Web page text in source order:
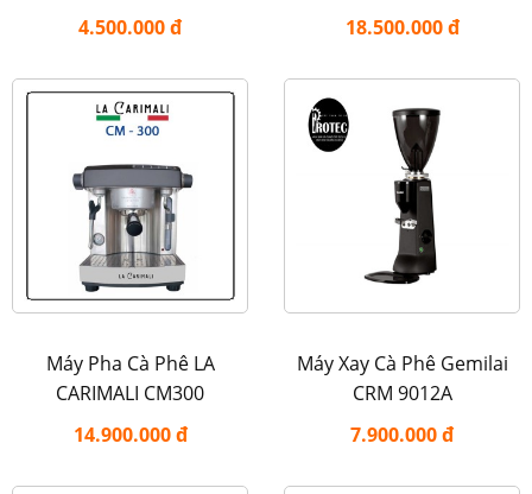
4.500.000 đ
18.500.000 đ
Máy Pha Cà Phê LA
CARIMALI CM300
14.900.000 đ
Máy Xay Cà Phê Gemilai
CRM 9012A
7.900.000 đ